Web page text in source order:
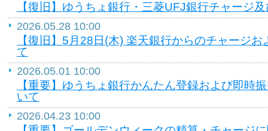
【復旧】ゆうちょ銀行・三菱UFJ銀行チャージ
2026.05.28 10:00
【復旧】5月28日(木) 楽天銀行からのチャージ
て
2026.05.01 10:00
【重要】ゆうちょ銀行かんたん登録および即時
いて
2026.04.23 10:00